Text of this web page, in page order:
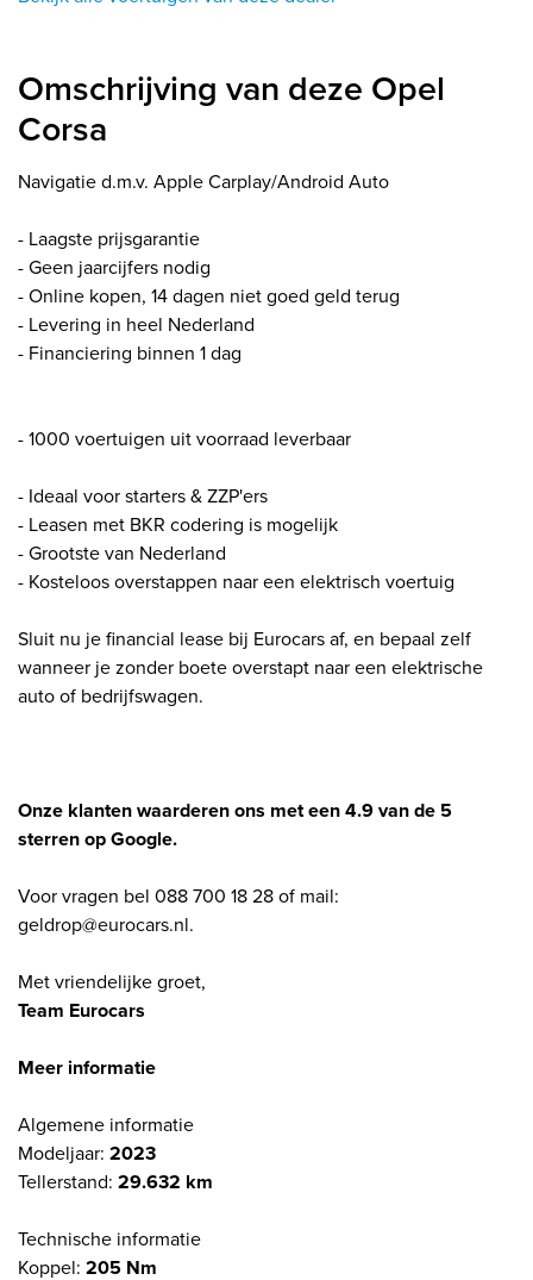
Omschrijving van deze Opel
Corsa
Navigatie d.m.v. Apple Carplay/Android Auto
- Laagste prijsgarantie
- Geen jaarcijfers nodig
- Online kopen, 14 dagen niet goed geld terug
- Levering in heel Nederland
- Financiering binnen 1 dag
- 1000 voertuigen uit voorraad leverbaar
- Ideaal voor starters & ZZP'ers
- Leasen met BKR codering is mogelijk
- Grootste van Nederland
- Kosteloos overstappen naar een elektrisch voertuig
Sluit nu je financial lease bij Eurocars af, en bepaal zelf
wanneer je zonder boete overstapt naar een elektrische
auto of bedrijfswagen.
Onze klanten waarderen ons met een 4.9 van de 5
sterren op Google.
Voor vragen bel 088 700 18 28 of mail:
geldrop@eurocars.nl.
Met vriendelijke groet,
Team Eurocars
Meer informatie
Algemene informatie
Modeljaar: 2023
Tellerstand: 29.632 km
Technische informatie
Koppel: 205 Nm